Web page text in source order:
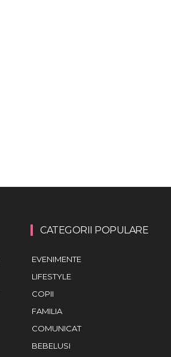
CATEGORII POPULARE
EVENIMENTE
LIFESTYLE
COPII
FAMILIA
COMUNICAT
BEBELUSI